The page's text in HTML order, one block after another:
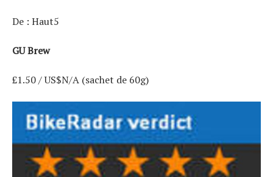
De : Haut5
GU Brew
£1.50 / US$N/A (sachet de 60g)